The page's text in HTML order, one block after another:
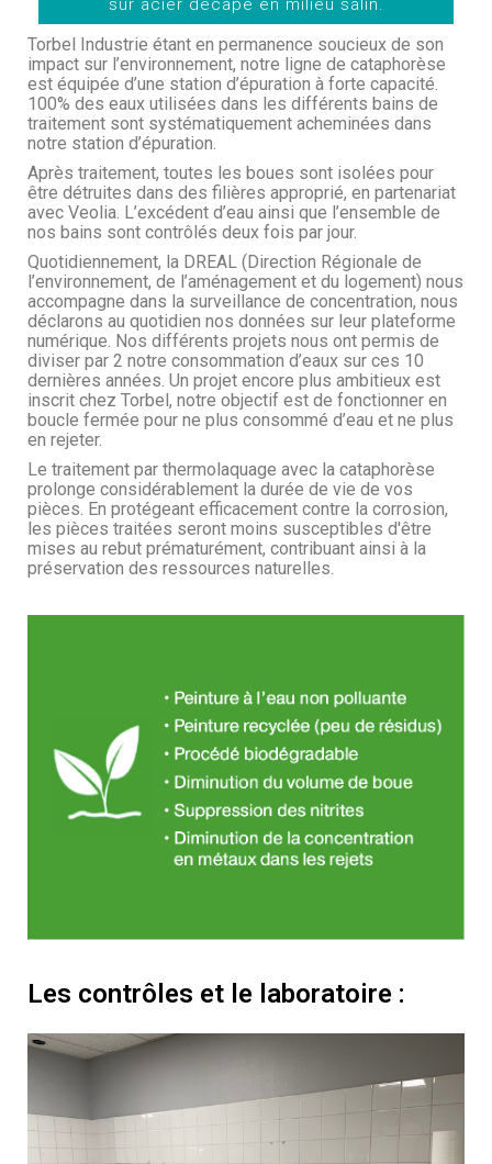
sur acier décapé en milieu salin.
Torbel Industrie étant en permanence soucieux de son
impact sur l’environnement, notre ligne de cataphorèse
est équipée d’une station d’épuration à forte capacité.
100% des eaux utilisées dans les différents bains de
traitement sont systématiquement acheminées dans
notre station d’épuration.
Après traitement, toutes les boues sont isolées pour
être détruites dans des filières approprié, en partenariat
avec Veolia. L’excédent d’eau ainsi que l’ensemble de
nos bains sont contrôlés deux fois par jour.
Quotidiennement, la DREAL (Direction Régionale de
l’environnement, de l’aménagement et du logement) nous
accompagne dans la surveillance de concentration, nous
déclarons au quotidien nos données sur leur plateforme
numérique. Nos différents projets nous ont permis de
diviser par 2 notre consommation d’eaux sur ces 10
dernières années. Un projet encore plus ambitieux est
inscrit chez Torbel, notre objectif est de fonctionner en
boucle fermée pour ne plus consommé d’eau et ne plus
en rejeter.
Le traitement par thermolaquage avec la cataphorèse
prolonge considérablement la durée de vie de vos
pièces. En protégeant efficacement contre la corrosion,
les pièces traitées seront moins susceptibles d'être
mises au rebut prématurément, contribuant ainsi à la
préservation des ressources naturelles.
Les contrôles et le laboratoire :